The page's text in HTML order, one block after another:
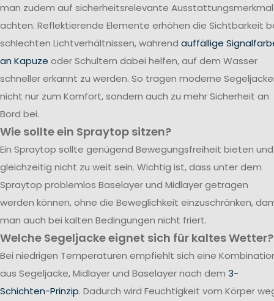
man zudem auf sicherheitsrelevante
achten. Reflektierende Elemente erhöhen die Sichtbarkeit
schlechten Lichtverhältnissen, während auffällige
an Kapuze oder Schultern dabei helfen, auf dem Wasser
schneller erkannt zu werden. So tragen moderne
nicht nur zum Komfort, sondern auch zu mehr Sicherheit an
Bord bei.
Wie sollte ein Spraytop sitzen?
Ein Spraytop sollte genügend Bewegungsfreiheit bieten und
gleichzeitig nicht zu weit sein. Wichtig ist, dass unter dem
Spraytop problemlos Baselayer und Midlayer getragen
werden können, ohne die Beweglichkeit einzuschränken,
man auch bei kalten Bedingungen nicht friert.
Welche Segeljacke eignet sich für kaltes Wetter?
Bei niedrigen Temperaturen empfiehlt sich eine
aus Segeljacke, Midlayer und Baselayer nach dem 3-
Schichten-Prinzip. Dadurch wird Feuchtigkeit vom Körper